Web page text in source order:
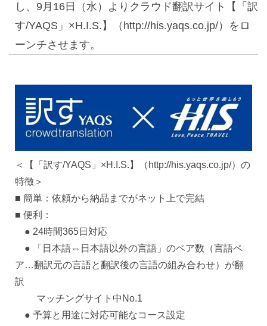
し、9月16日（水）よりクラウド翻訳サイト【「訳
す/YAQS」×H.I.S.】（http://his.yaqs.co.jp/）をロ
ーンチさせます。
＜【「訳す/YAQS」×H.I.S.】（http://his.yaqs.co.jp/）の
特徴＞
■ 簡単：依頼から納品までがネット上で完結
■ 便利：
● 24時間365日対応
● 「日本語⇔日本語以外の言語」のペア数（言語ペ
ア…翻訳元の言語と翻訳後の言語の組み合わせ）が翻
訳
マッチングサイト中No.1
● 予算と用途に対応可能なコース設定